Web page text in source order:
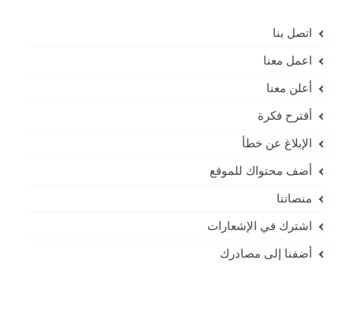
اتصل بنا
اعمل معنا
أعلن معنا
أقترح فكرة
الإبلاغ عن خطأ
أضف محتواك للموقع
منصاتنا
اشترك في الإشعارات
أضفنا إلى مصادرك